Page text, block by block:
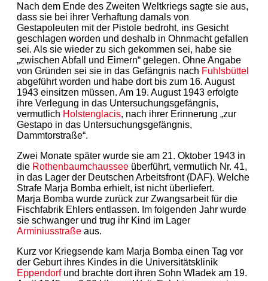
Nach dem Ende des Zweiten Weltkriegs sagte sie aus,
dass sie bei ihrer Verhaftung damals von
Gestapoleuten mit der Pistole bedroht, ins Gesicht
geschlagen worden und deshalb in Ohnmacht gefallen
sei. Als sie wieder zu sich gekommen sei, habe sie
„zwischen Abfall und Eimern“ gelegen. Ohne Angabe
von Gründen sei sie in das Gefängnis nach Fuhlsbüttel
abgeführt worden und habe dort bis zum 16. August
1943 einsitzen müssen. Am 19. August 1943 erfolgte
ihre Verlegung in das Untersuchungsgefängnis,
vermutlich Holstenglacis, nach ihrer Erinnerung „zur
Gestapo in das Untersuchungsgefängnis,
Dammtorstraße“.
Zwei Monate später wurde sie am 21. Oktober 1943 in
die Rothenbaumchaussee überführt, vermutlich Nr. 41,
in das Lager der Deutschen Arbeitsfront (DAF). Welche
Strafe Marja Bomba erhielt, ist nicht überliefert.
Marja Bomba wurde zurück zur Zwangsarbeit für die
Fischfabrik Ehlers entlassen. Im folgenden Jahr wurde
sie schwanger und trug ihr Kind im Lager
Arminiusstraße aus.
Kurz vor Kriegsende kam Marja Bomba einen Tag vor
der Geburt ihres Kindes in die Universitätsklinik
Eppendorfund brachte dort ihren Sohn Wladek am 19.